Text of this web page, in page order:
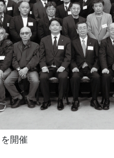
開催